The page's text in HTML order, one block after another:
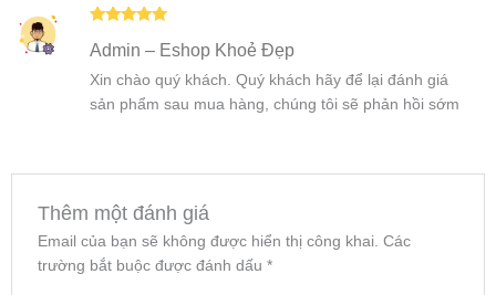
hạng55
Admin – Eshop Khoẻ Đẹp
Xin chào quý khách. Quý khách hãy để lại đánh giá
sản phẩm sau mua hàng, chúng tôi sẽ phản hồi sớm
Thêm một đánh giá
Email của bạn sẽ không được hiển thị công khai. Các
trường bắt buộc được đánh dấu *